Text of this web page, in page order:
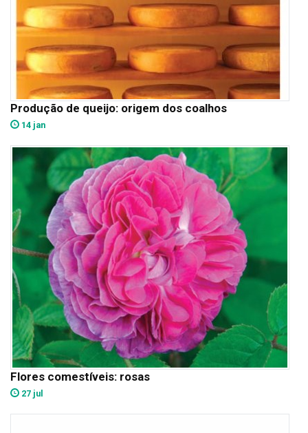
Produção de queijo: origem dos coalhos
14 jan
Flores comestíveis: rosas
27 jul